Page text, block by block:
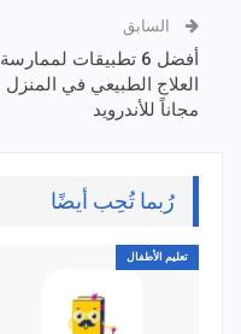
السابق
أفضل 6 تطبيقات لممارسة
العلاج الطبيعي في المنزل
مجاناً للأندرويد
رُبما تُحِب أيضًا
تعليم الأطفال